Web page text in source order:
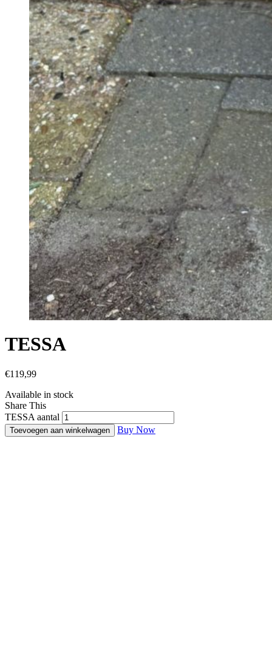
TESSA
€119,99
Available in stock
Share This
TESSA aantal
Toevoegen aan winkelwagen Buy Now